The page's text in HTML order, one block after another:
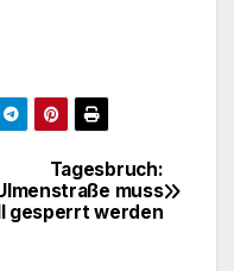
Tagesbruch:
muss
gesperrt werden